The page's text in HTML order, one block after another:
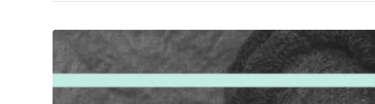
Celebramos
Contra